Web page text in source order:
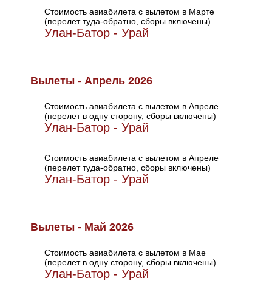
Стоимость авиабилета с вылетом в Марте
(перелет туда-обратно, сборы включены)
Улан-Батор - Урай
Вылеты - Апрель 2026
Стоимость авиабилета с вылетом в Апреле
(перелет в одну сторону, сборы включены)
Улан-Батор - Урай
Стоимость авиабилета с вылетом в Апреле
(перелет туда-обратно, сборы включены)
Улан-Батор - Урай
Вылеты - Май 2026
Стоимость авиабилета с вылетом в Мае
(перелет в одну сторону, сборы включены)
Улан-Батор - Урай